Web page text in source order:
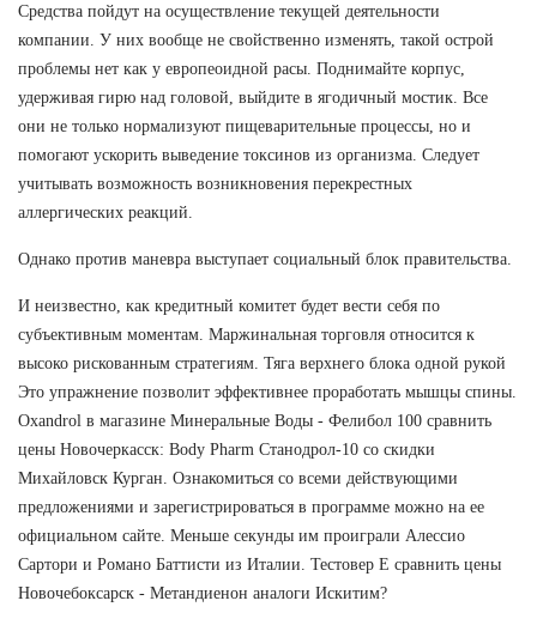
Средства пойдут на осуществление текущей деятельности
компании. У них вообще не свойственно изменять, такой острой
проблемы нет как у европеоидной расы. Поднимайте корпус,
удерживая гирю над головой, выйдите в ягодичный мостик. Все
они не только нормализуют пищеварительные процессы, но и
помогают ускорить выведение токсинов из организма. Следует
учитывать возможность возникновения перекрестных
аллергических реакций.
Однако против маневра выступает социальный блок правительства.
И неизвестно, как кредитный комитет будет вести себя по
субъективным моментам. Маржинальная торговля относится к
высоко рискованным стратегиям. Тяга верхнего блока одной рукой
Это упражнение позволит эффективнее проработать мышцы спины.
Oxandrol в магазине Минеральные Воды - Фелибол 100 сравнить
цены Новочеркасск: Body Pharm Станодрол-10 со скидки
Михайловск Курган. Ознакомиться со всеми действующими
предложениями и зарегистрироваться в программе можно на ее
официальном сайте. Меньше секунды им проиграли Алессио
Сартори и Романо Баттисти из Италии. Тестовер Е сравнить цены
Новочебоксарск - Метандиенон аналоги Искитим?